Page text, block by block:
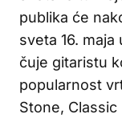
publika će
sveta 16.
čuje gitaristu
popularnost
Stone, Classic